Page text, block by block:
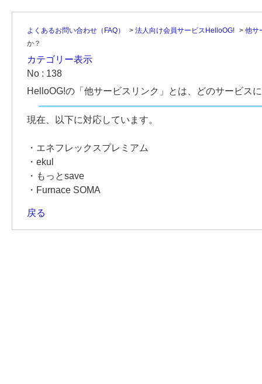
よくあるお問い合わせ（FAQ） > 法人向け会員サービスHelloOG! > 他サ
か？
カテゴリー表示
No : 138
HelloOG!の「他サービスリンク」とは、どのサービス
現在、以下に対応しています。
・エネフレックスプレミアム
・ekul
・もっとsave
・Furnace SOMA
戻る